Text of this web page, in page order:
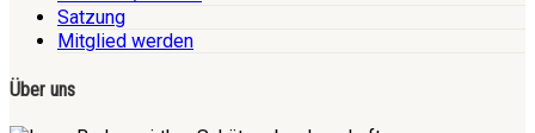
Satzung
Mitglied werden
Über uns